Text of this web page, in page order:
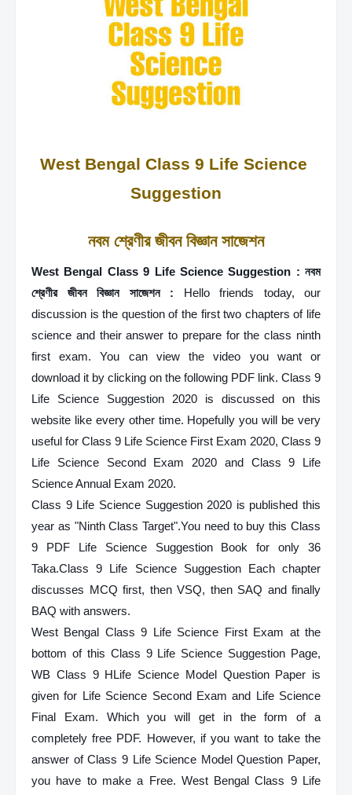
West Bengal Class 9 Life Science
Suggestion
নবম শ্রেণীর জীবন বিজ্ঞান সাজেশন
West Bengal Class 9 Life Science Suggestion : নবম
শ্রেণীর জীবন বিজ্ঞান সাজেশন :
Hello friends today, our
discussion is the question of the first two chapters of life
science and their answer to prepare for the class ninth
first exam. You can view the video you want or
download it by clicking on the following PDF link. Class 9
Life Science Suggestion 2020 is discussed on this
website like every other time. Hopefully you will be very
useful for Class 9 Life Science First Exam 2020, Class 9
Life Science Second Exam 2020 and Class 9 Life
Science Annual Exam 2020.
Class 9 Life Science Suggestion 2020 is published this
year as "Ninth Class Target".You need to buy this Class
9 PDF Life Science Suggestion Book for only 36
Taka.Class 9 Life Science Suggestion Each chapter
discusses MCQ first, then VSQ, then SAQ and finally
BAQ with answers.
West Bengal Class 9 Life Science First Exam at the
bottom of this Class 9 Life Science Suggestion Page,
WB Class 9 HLife Science Model Question Paper is
given for Life Science Second Exam and Life Science
Final Exam. Which you will get in the form of a
completely free PDF. However, if you want to take the
answer of Class 9 Life Science Model Question Paper,
you have to make a Free. West Bengal Class 9 Life